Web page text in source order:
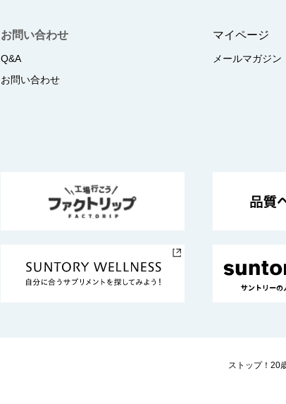
お問い合わせ
Q&A
お問い合わせ
マイページ
メールマガジン
ストップ！20